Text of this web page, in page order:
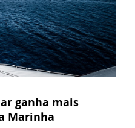
ganha mais
Marinha